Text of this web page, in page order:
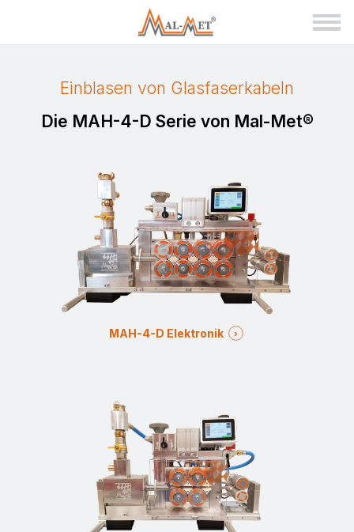
Einblasen von Glasfaserkabeln
Die MAH-4-D Serie von Mal-Met®
MAH-4-D Elektronik